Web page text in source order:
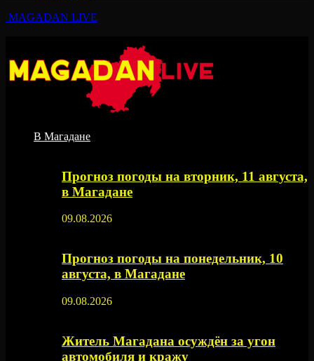
MAGADAN LIVE
В Магадане
Прогноз погоды на вторник, 11 августа,
в Магадане
09.08.2026
Прогноз погоды на понедельник, 10
августа, в Магадане
09.08.2026
Житель Магадана осуждён за угон
автомобиля и кражу